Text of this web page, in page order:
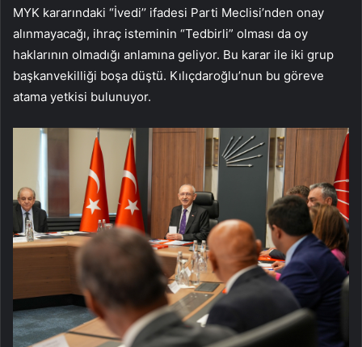
MYK kararındaki “İvedi’’ ifadesi Parti Meclisi’nden onay
alınmayacağı, ihraç isteminin “Tedbirli” olması da oy
haklarının olmadığı anlamına geliyor. Bu karar ile iki grup
başkanvekilliği boşa düştü. Kılıçdaroğlu’nun bu göreve
atama yetkisi bulunuyor.